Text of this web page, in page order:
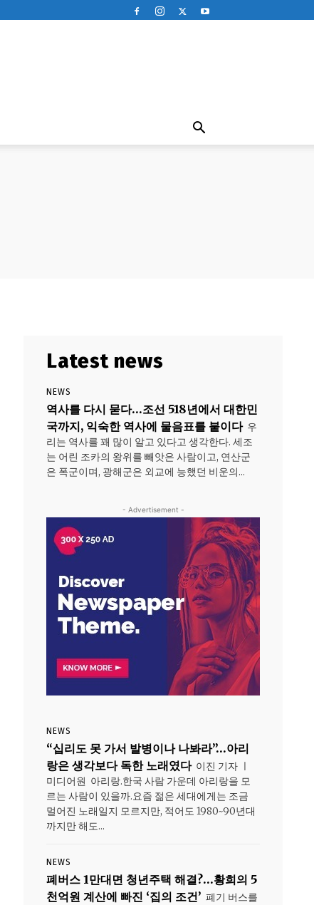
Latest news
NEWS
역사를 다시 묻다…조선 518년에서 대한민
국까지, 익숙한 역사에 물음표를 붙이다 우
리는 역사를 꽤 많이 알고 있다고 생각한다. 세조
는 어린 조카의 왕위를 빼앗은 사람이고, 연산군
은 폭군이며, 광해군은 외교에 능했던 비운의...
- Advertisement -
NEWS
“십리도 못 가서 발병이나 나봐라”…아리
랑은 생각보다 독한 노래였다 이진 기자 ㅣ
미디어원 아리랑.한국 사람 가운데 아리랑을 모
르는 사람이 있을까.요즘 젊은 세대에게는 조금
멀어진 노래일지 모르지만, 적어도 1980~90년대
까지만 해도...
NEWS
폐버스 1만대면 청년주택 해결?…황희의 5
천억원 계산에 빠진 ‘집의 조건’ 폐기 버스를